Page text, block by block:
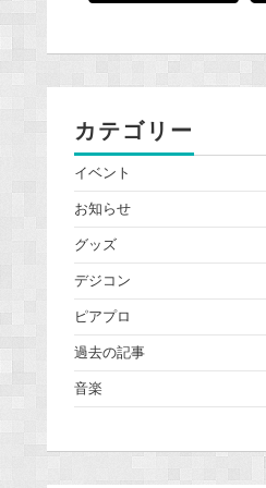
カテゴリー
イベント
お知らせ
グッズ
デジコン
ピアプロ
過去の記事
音楽